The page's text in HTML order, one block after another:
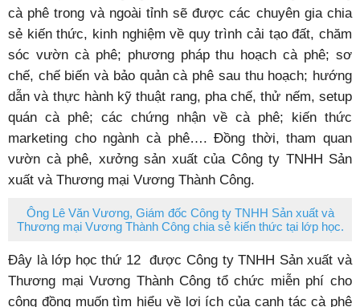
cà phê trong và ngoài tỉnh sẽ được các chuyên gia chia
sẻ kiến thức, kinh nghiệm về quy trình cải tạo đất, chăm
sóc vườn cà phê; phương pháp thu hoạch cà phê; sơ
chế, chế biến và bảo quản cà phê sau thu hoạch; hướng
dẫn và thực hành kỹ thuật rang, pha chế, thử nếm, setup
quán cà phê; các chứng nhận về cà phê; kiến thức
marketing cho ngành cà phê…. Đồng thời, tham quan
vườn cà phê, xưởng sản xuất của Công ty TNHH Sản
xuất và Thương mại Vương Thành Công.
Ông Lê Văn Vương, Giám đốc Công ty TNHH Sản xuất và
Thương mại Vương Thành Công chia sẻ kiến thức tại lớp học.
Đây là lớp học thứ 12 được Công ty TNHH Sản xuất và
Thương mại Vương Thành Công tổ chức miễn phí cho
cộng đồng muốn tìm hiểu về lợi ích của canh tác cà phê